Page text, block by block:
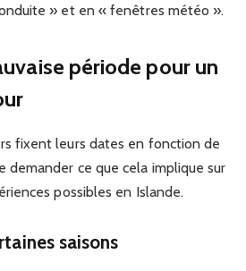
» et en « fenêtres météo ».
période pour un
fixent leurs dates en fonction de
demander ce que cela implique sur
possibles en Islande.
saisons